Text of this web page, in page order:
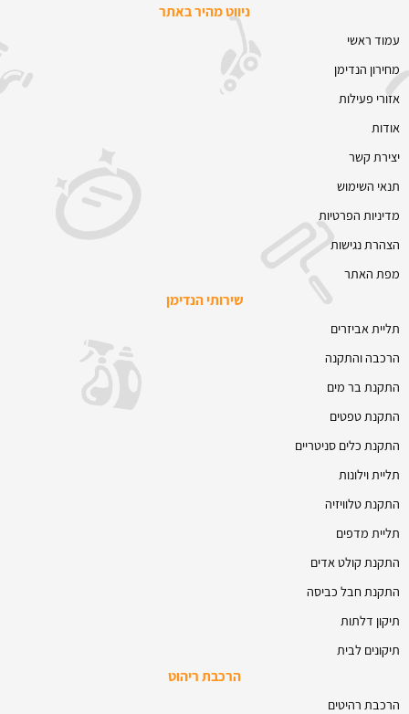
ניווט מהיר באתר
עמוד ראשי
מחירון הנדימן
אזורי פעילות
אודות
יצירת קשר
תנאי השימוש
מדיניות הפרטיות
הצהרת נגישות
מפת האתר
שירותי הנדימן
תליית אביזרים
הרכבה והתקנה
התקנת בר מים
התקנת טפטים
התקנת כלים סניטריים
תליית וילונות
התקנת טלוויזיה
תליית מדפים
התקנת קולט אדים
התקנת חבל כביסה
תיקון דלתות
תיקונים לבית
הרכבת ריהוט
הרכבת רהיטים